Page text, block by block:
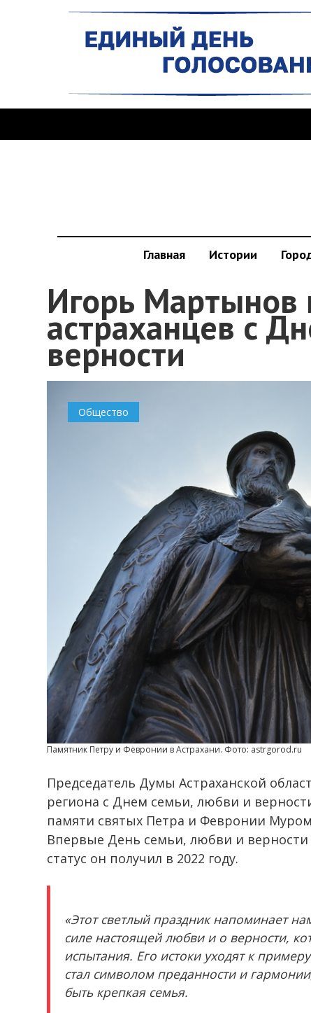
Главная Истории
Игорь Мартынов
астраханцев с
верности
Общество
Памятник Петру и Февронии в Астрахани. Фото: astrgorod.ru
Председатель Думы Астраханской
региона с Днем семьи, любви и
памяти святых Петра и Февронии
Впервые День семьи, любви и
статус он получил в 2022 году.
«Этот светлый праздник напоминает
силе настоящей любви и о верности,
испытания. Его истоки уходят к
стал символом преданности и
быть крепкая семья.